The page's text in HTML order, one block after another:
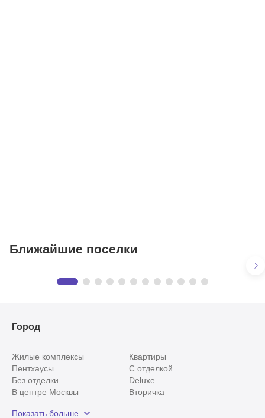
Ближайшие поселки
Кристалл Истра | Crystal Istra
Город
Жилые комплексы
Квартиры
Пентхаусы
С отделкой
Без отделки
Deluxe
В центре Москвы
Вторичка
Рядом с парком
Показать больше